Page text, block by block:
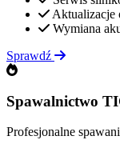
Aktualizacje
Wymiana
Sprawdź
Spawalnictwo
Profesjonalne